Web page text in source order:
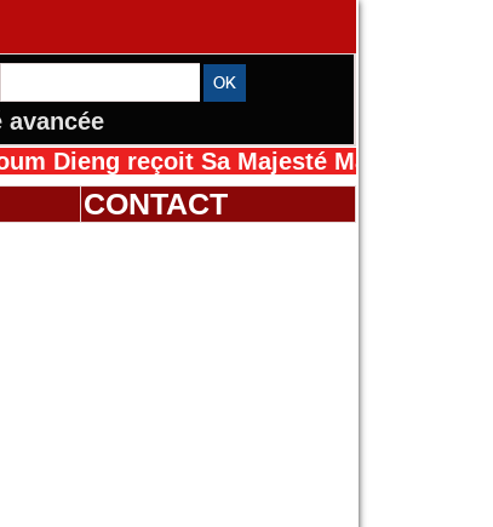
avancée
reçoit Sa Majesté Mansah Cissé au
CONTACT